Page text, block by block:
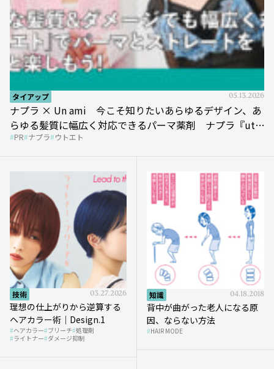
タイアップ 05.13.2026
ナプラ × Un ami 今こそ知りたいあらゆるデザイン、あ
らゆる髪質に幅広く対応できるパーマ薬剤 ナプラ『ut-
et』
PR ナプラ ウトエト
技術 03.27.2026
理想の仕上がりから逆算する
ヘアカラー術｜Design.1
ヘアカラー ブリーチ 処理剤
ライトナー ダメージ抑制
知識 04.18.2018
背中が曲がった老人になる原
因、ならない方法
HAIR MODE